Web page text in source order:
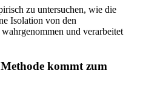
zu untersuchen, wie die
Isolation von den
und verarbeitet
kommt zum